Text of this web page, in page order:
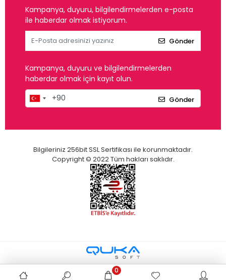
Kampanya, duyuru, bilgilendirmelerden e-posta
ile haberdar olmak istiyorum.
Gönder
Kampanya, duyuru ve bilgilendirmelerden
haberdar olmak için kayıt olun.
Gönder
Bilgileriniz 256bit SSL Sertifikası ile korunmaktadır.
Copyright © 2022 Tüm hakları saklıdır.
0